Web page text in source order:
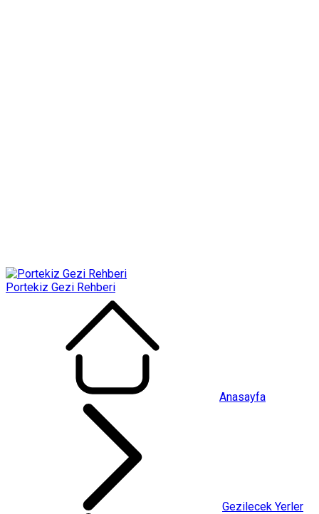
Portekiz Gezi Rehberi
Anasayfa
Gezilecek Yerler